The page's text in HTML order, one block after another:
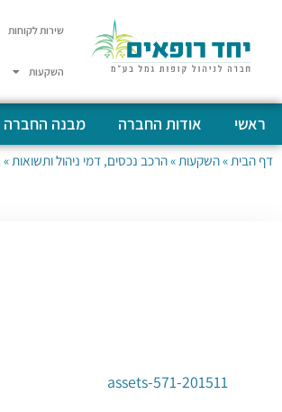
שירות לקוחות
השקעות
ראשי אודות החברה מבנה החברה
דף הבית »השקעות »הרכב נכסים, דמי ניהול ותשואות »
201511-assets-571